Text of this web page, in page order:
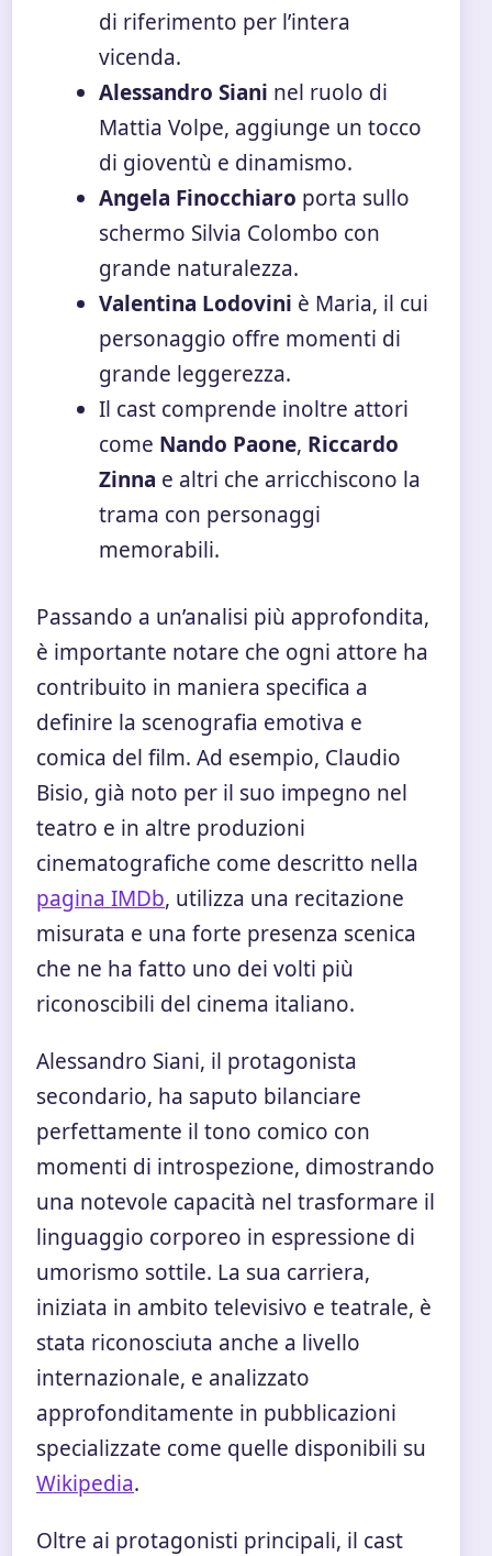
di riferimento per l’intera
vicenda.
Alessandro Siani nel ruolo di
Mattia Volpe, aggiunge un tocco
di gioventù e dinamismo.
Angela Finocchiaro porta sullo
schermo Silvia Colombo con
grande naturalezza.
Valentina Lodovini è Maria, il cui
personaggio offre momenti di
grande leggerezza.
Il cast comprende inoltre attori
come Nando Paone, Riccardo
Zinna e altri che arricchiscono la
trama con personaggi
memorabili.
Passando a un’analisi più approfondita,
è importante notare che ogni attore ha
contribuito in maniera specifica a
definire la scenografia emotiva e
comica del film. Ad esempio, Claudio
Bisio, già noto per il suo impegno nel
teatro e in altre produzioni
cinematografiche come descritto nella
pagina IMDb, utilizza una recitazione
misurata e una forte presenza scenica
che ne ha fatto uno dei volti più
riconoscibili del cinema italiano.
Alessandro Siani, il protagonista
secondario, ha saputo bilanciare
perfettamente il tono comico con
momenti di introspezione, dimostrando
una notevole capacità nel trasformare il
linguaggio corporeo in espressione di
umorismo sottile. La sua carriera,
iniziata in ambito televisivo e teatrale, è
stata riconosciuta anche a livello
internazionale, e analizzato
approfonditamente in pubblicazioni
specializzate come quelle disponibili su
Wikipedia.
Oltre ai protagonisti principali, il cast